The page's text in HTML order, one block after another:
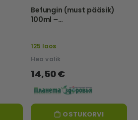
Befungin (must pääsik)
100ml –
125 laos
Hea valik
14,50 €
OSTUKORVI